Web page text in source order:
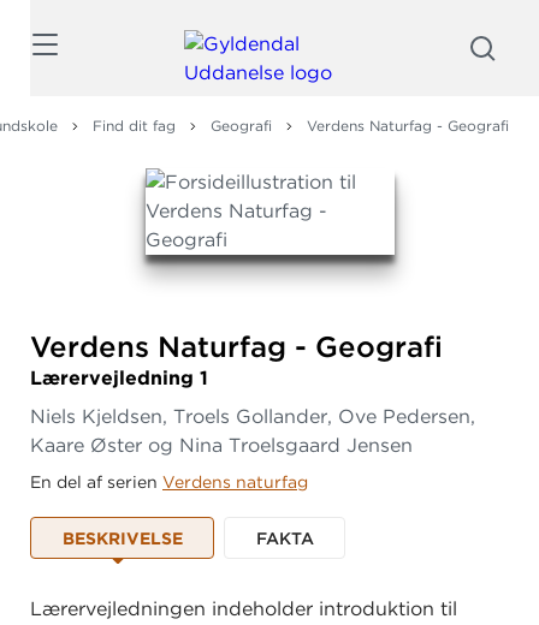
Find dit fag Geografi Verdens Naturfag - Geografi
Verdens Naturfag - Geografi
Lærervejledning 1
Niels Kjeldsen, Troels Gollander, Ove Pedersen,
Kaare Øster og Nina Troelsgaard Jensen
En del af serien Verdens naturfag
BESKRIVELSE FAKTA
Lærervejledningen indeholder introduktion til